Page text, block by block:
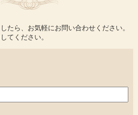
たら、お気軽にお問い合わせください。
てください。